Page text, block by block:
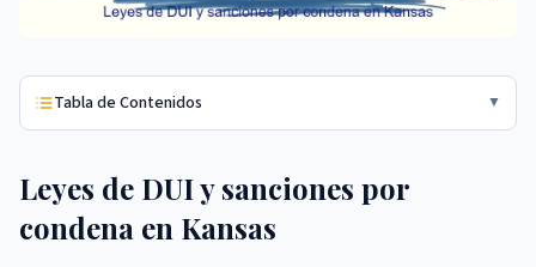
Tabla de Contenidos ▼
Leyes de DUI y sanciones por
condena en Kansas